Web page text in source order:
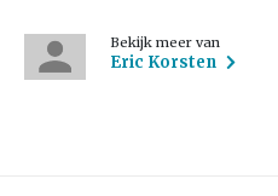
Bekijk meer van
Eric Korsten